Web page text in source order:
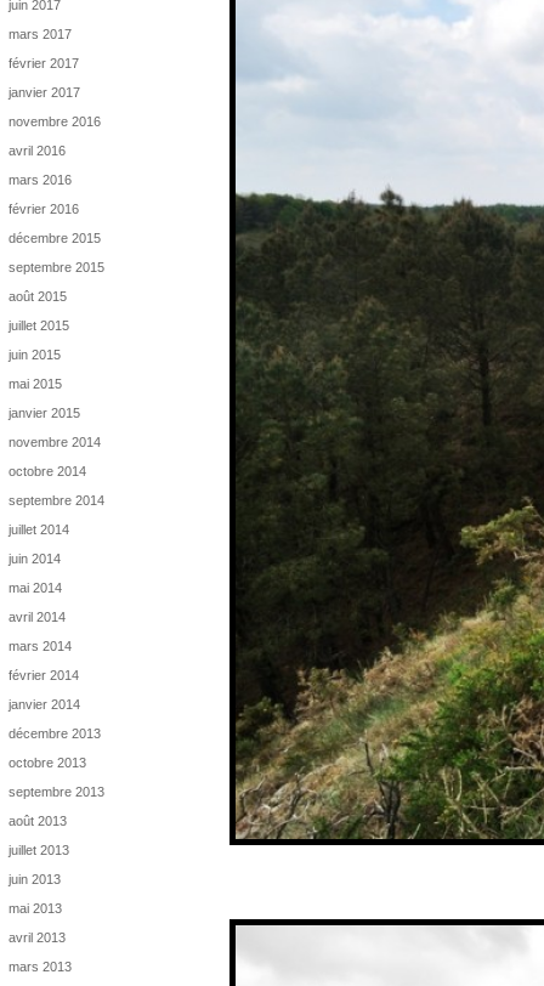
juin 2017
mars 2017
février 2017
janvier 2017
novembre 2016
avril 2016
mars 2016
février 2016
décembre 2015
septembre 2015
août 2015
juillet 2015
juin 2015
mai 2015
janvier 2015
novembre 2014
octobre 2014
septembre 2014
juillet 2014
juin 2014
mai 2014
avril 2014
mars 2014
février 2014
janvier 2014
décembre 2013
octobre 2013
septembre 2013
août 2013
juillet 2013
juin 2013
mai 2013
avril 2013
mars 2013